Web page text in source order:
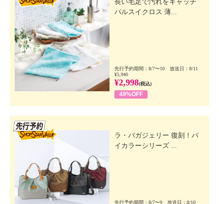
長い毛足で汚れをキャッチ
パルスイクロス 薄...
先行予約期間：8/7〜10 放送日：8/11
¥5,940
¥2,998(税込)
49%OFF
ラ・バガジェリー 復刻！バ
イカラーシリーズ ...
先行予約期間：8/7〜9 放送日：8/10